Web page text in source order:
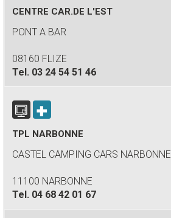
CENTRE CAR.DE L'EST
PONT A BAR
08160 FLIZE
Tel. 03 24 54 51 46
TPL NARBONNE
CASTEL CAMPING CARS NARBONNE
11100 NARBONNE
Tel. 04 68 42 01 67